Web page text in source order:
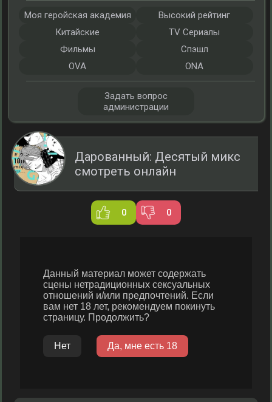
Дарованный: Десятый микс
смотреть онлайн
0 0
Моя геройская академия
Высокий рейтинг
Китайские
TV Сериалы
Фильмы
Спэшл
OVA
ONA
Задать вопрос
администрации